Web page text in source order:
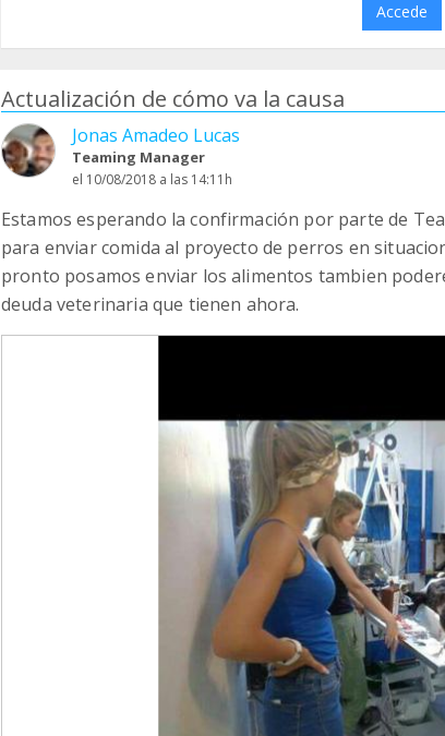
Accede
Actualización de cómo va la causa
Jonas Amadeo Lucas
Teaming Manager
el 10/08/2018 a las 14:11h
Estamos esperando la confirmación por parte de
para enviar comida al proyecto de perros en
pronto posamos enviar los alimentos tambien
deuda veterinaria que tienen ahora.